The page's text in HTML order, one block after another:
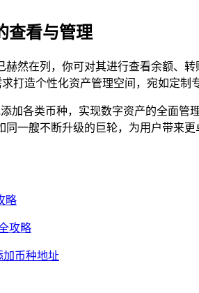
查看与管理
然在列，你可对其进行查看余额、
打造个性化资产管理空间，宛如定制
加各类币种，实现数字资产的全面
一艘不断升级的巨轮，为用户带来
略
攻略
加币种地址